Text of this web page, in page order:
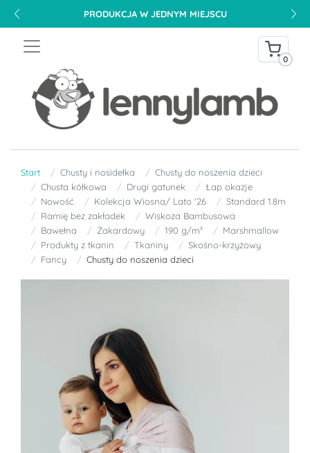
PRODUKCJA W JEDNYM MIEJSCU
0
Start Chusty i nosidełka
Chusty do noszenia dzieci
Chusta kółkowa
Drugi gatunek
Łap okazje
Nowość
Kolekcja Wiosna/ Lato '26
Standard 1.8m
Ramię bez zakładek
Wiskoza Bambusowa
Bawełna
Żakardowy 190 g/m²
Marshmallow
Produkty z tkanin
Tkaniny
Skośno-krzyżowy
Fancy
Chusty do noszenia dzieci